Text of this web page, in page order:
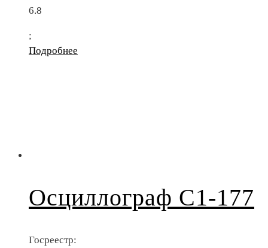
6.8
;
Подробнее
Осциллограф С1-177
Госреестр: